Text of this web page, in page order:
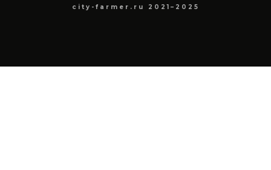
city-farmer.ru 2021–2025